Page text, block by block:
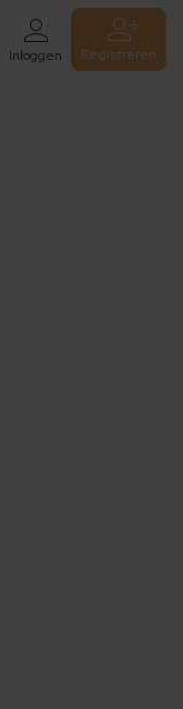
Inloggen Registreren